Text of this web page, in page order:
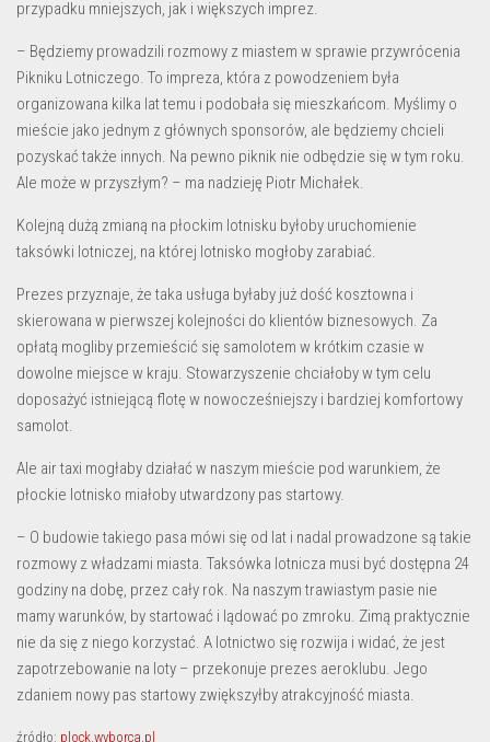
przypadku mniejszych, jak i większych imprez.
– Będziemy prowadzili rozmowy z miastem w sprawie przywrócenia
Pikniku Lotniczego. To impreza, która z powodzeniem była
organizowana kilka lat temu i podobała się mieszkańcom. Myślimy o
mieście jako jednym z głównych sponsorów, ale będziemy chcieli
pozyskać także innych. Na pewno piknik nie odbędzie się w tym roku.
Ale może w przyszłym? – ma nadzieję Piotr Michałek.
Kolejną dużą zmianą na płockim lotnisku byłoby uruchomienie
taksówki lotniczej, na której lotnisko mogłoby zarabiać.
Prezes przyznaje, że taka usługa byłaby już dość kosztowna i
skierowana w pierwszej kolejności do klientów biznesowych. Za
opłatą mogliby przemieścić się samolotem w krótkim czasie w
dowolne miejsce w kraju. Stowarzyszenie chciałoby w tym celu
doposażyć istniejącą flotę w nowocześniejszy i bardziej komfortowy
samolot.
Ale air taxi mogłaby działać w naszym mieście pod warunkiem, że
płockie lotnisko miałoby utwardzony pas startowy.
– O budowie takiego pasa mówi się od lat i nadal prowadzone są takie
rozmowy z władzami miasta. Taksówka lotnicza musi być dostępna 24
godziny na dobę, przez cały rok. Na naszym trawiastym pasie nie
mamy warunków, by startować i lądować po zmroku. Zimą praktycznie
nie da się z niego korzystać. A lotnictwo się rozwija i widać, że jest
zapotrzebowanie na loty – przekonuje prezes aeroklubu. Jego
zdaniem nowy pas startowy zwiększyłby atrakcyjność miasta.
źródło: plock.wyborca.pl